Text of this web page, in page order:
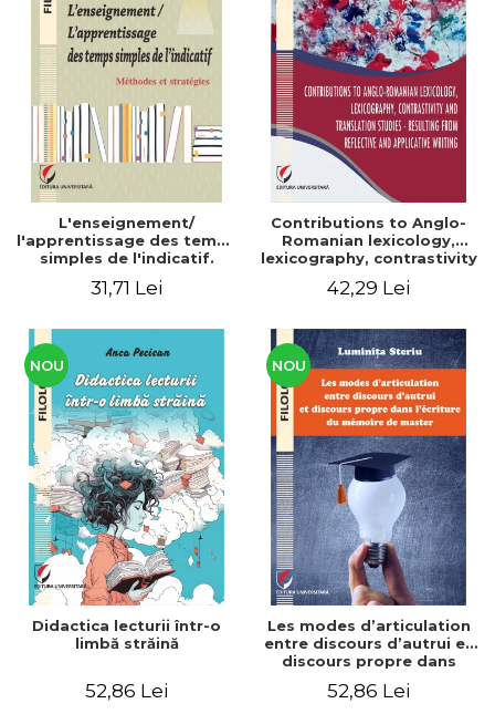
L'enseignement/
l'apprentissage des temps
simples de l'indicatif.
31,71 Lei
Contributions to Anglo-
Romanian lexicology,
lexicography, contrastivity
Resulting from reflective
42,29 Lei
NOU
Didactica lecturii într-o
limbă străină
52,86 Lei
NOU
Les modes d’articulation
entre discours d’autrui et
discours propre dans
master
52,86 Lei